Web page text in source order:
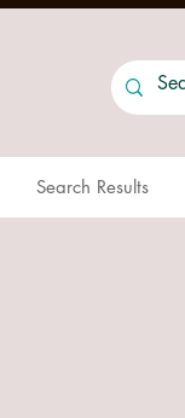
Search Results